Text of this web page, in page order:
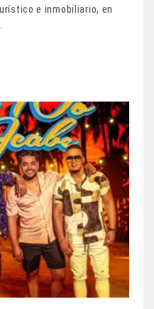
e inmobiliario, en